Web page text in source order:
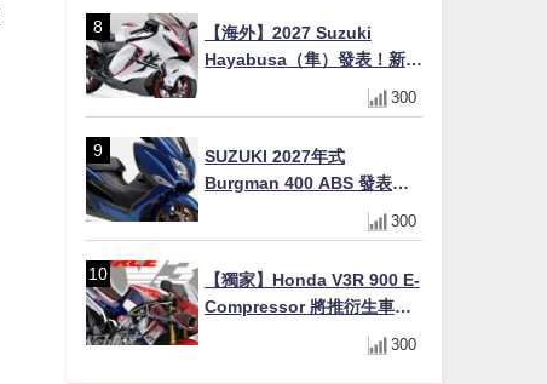
【海外】2027 Suzuki
Hayabusa（隼）發表！新增
Special Edition 特仕版，全
新珍珠白塗裝與專屬配備登
300
SUZUKI 2027年式
Burgman 400 ABS 發表！
8/18日本上市、支援E10汽油
售價98萬100日圓
300
【獨家】Honda V3R 900 E-
Compressor 將推衍生車
系？自然進氣 V3 同步測試
300